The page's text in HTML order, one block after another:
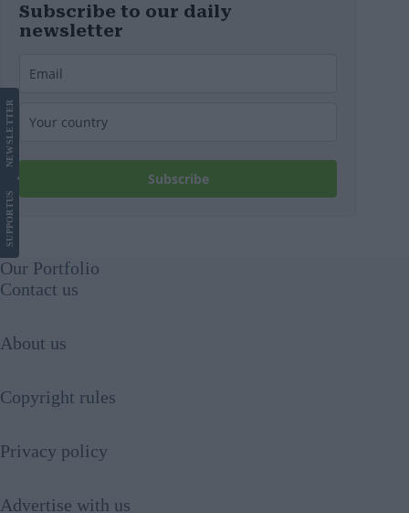
Subscribe to our daily
newsletter
Subscribe
SUPPORT
US
NEWS
LETTER
Our Portfolio
Contact us
About us
Copyright rules
Privacy policy
Advertise with us